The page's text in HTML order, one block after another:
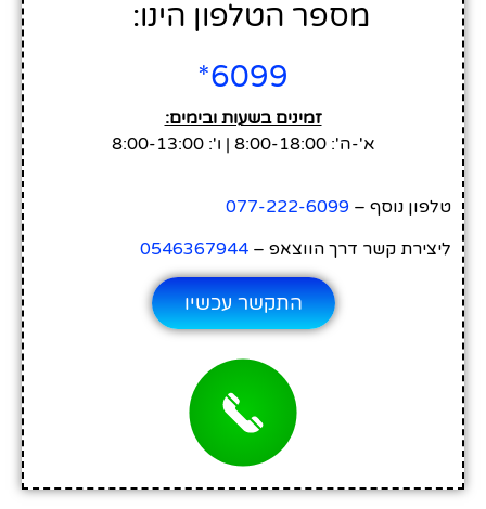
מספר הטלפון הינו:
6099*
זמינים בשעות ובימים:
א'-ה': 8:00-18:00 | ו': 8:00-13:00
טלפון נוסף –
ליצירת קשר דרך הווצאפ – 0546367944
התקשר עכשיו